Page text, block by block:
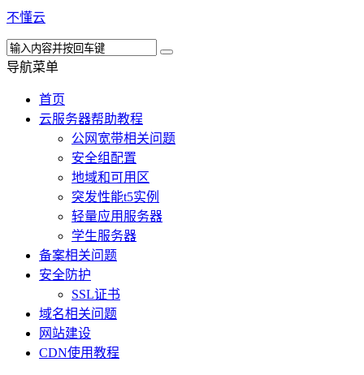
不懂云
导航菜单
首页
云服务器帮助教程
公网宽带相关问题
安全组配置
地域和可用区
突发性能t5实例
轻量应用服务器
学生服务器
备案相关问题
安全防护
SSL证书
域名相关问题
网站建设
CDN使用教程